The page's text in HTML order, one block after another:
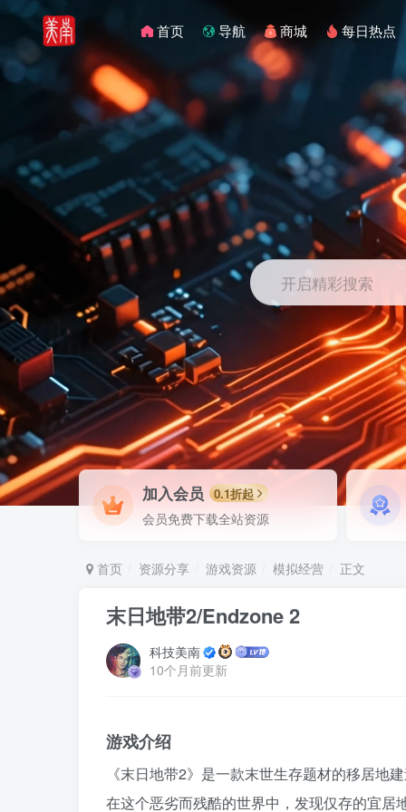
首页 导航 商城 每日热点
开启精彩搜索
加入会员 0.1折起
会员免费下载全站资源
首页 资源分享 游戏资源 模拟经营 正文
末日地带2/Endzone 2
科技美南
10个月前更新
游戏介绍
《末日地带2》是一款末世生存题材的移居地
在这个恶劣而残酷的世界中，发现仅存的宜